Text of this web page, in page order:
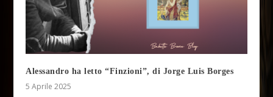
Alessandro ha letto “Finzioni”, di Jorge Luis Borges
5 Aprile 2025